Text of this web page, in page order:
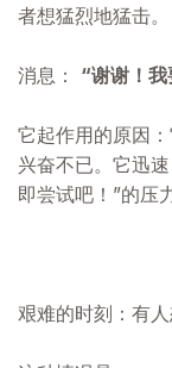
者想猛烈地猛击。
消息： “谢谢！
它起作用的原因
兴奋不已。它迅
即尝试吧！”的压
艰难的时刻：有